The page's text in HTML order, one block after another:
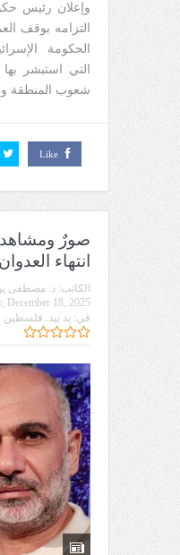
وإعلان رئيس
التزامه بوقف
الحكومة
التي استبشر
شعوب المنطقة
Like
صورٌ ومشاهد
انتهاء العدوان
الكاتب: د. مصطفى
December 18, 2025
في: يد بيد..فلسطين